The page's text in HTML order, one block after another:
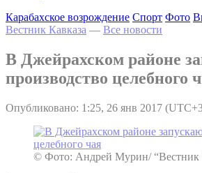
Карабахское возрождение Спорт Фото
Вестник Кавказа — Все новости
В Джейрахском районе
производство целебного
Опубликовано: 1:25, 26 янв 2017
© Фото: Андрей Мурин/ “Вестник